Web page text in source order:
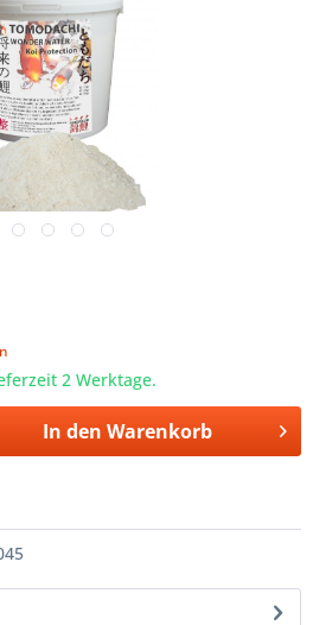
2 Werktage.
In den Warenkorb